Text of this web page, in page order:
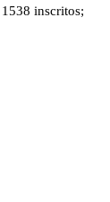
inscritos;